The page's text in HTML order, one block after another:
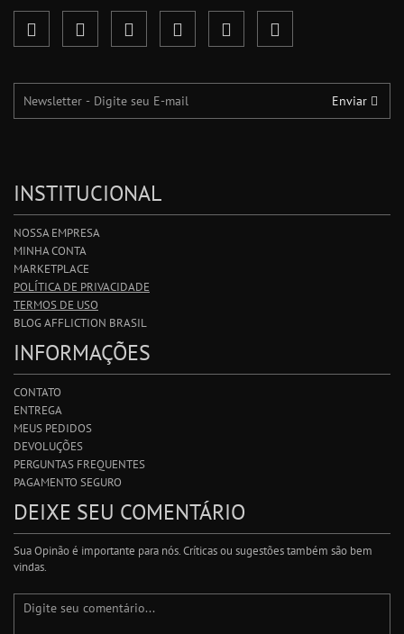
Enviar
INSTITUCIONAL
NOSSA EMPRESA
MINHA CONTA
MARKETPLACE
POLÍTICA DE PRIVACIDADE
TERMOS DE USO
BLOG AFFLICTION BRASIL
INFORMAÇÕES
CONTATO
ENTREGA
MEUS PEDIDOS
DEVOLUÇÕES
PERGUNTAS FREQUENTES
PAGAMENTO SEGURO
DEIXE SEU COMENTÁRIO
Sua Opinão é importante para nós. Críticas ou sugestões também são bem
vindas.